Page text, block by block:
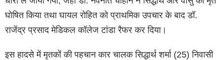
घोषित किया तथा घायल रोहित को प्राथमिक उपचार के बाद डॉ.
राजेंद्र प्रसाद मेडिकल कॉलेज टांडा रैफर कर दिया।
इस हादसे में मृतकों की पहचान कार चालक सिद्धार्थ शर्मा (25) निवासी